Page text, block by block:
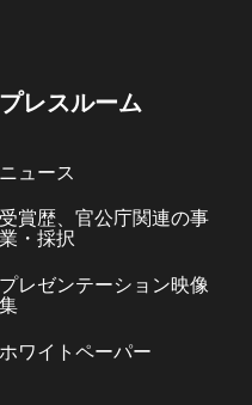
プレスルーム
ニュース
受賞歴、官公庁関連の事
業・採択
プレゼンテーション映像
集
ホワイトペーパー